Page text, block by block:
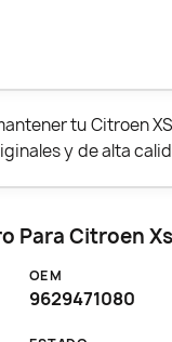
tu Citroen
y de alta
Para Citroen
OEM
9629471080